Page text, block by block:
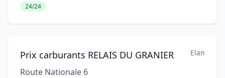
24/24
Prix carburants RELAIS DU GRANIER Elan
Route Nationale 6